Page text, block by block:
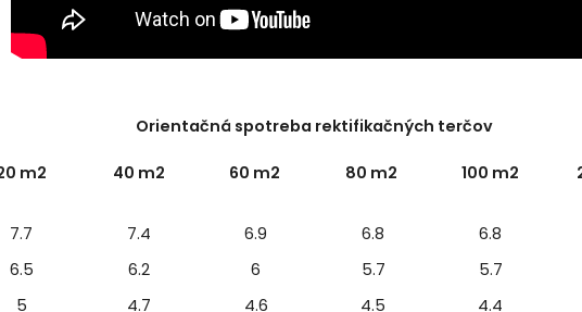
Orientačná spotreba rektifikačných terčov
m2 40 m2 60 m2 80 m2 100 m2
7.7 7.4 6.9 6.8 6.8
6.5 6.2 6 5.7 5.7
5 4.7 4.6 4.5 4.4